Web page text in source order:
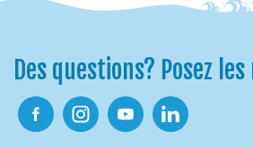
Des questions? Posez